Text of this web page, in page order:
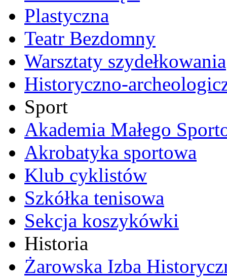
Plastyczna
Teatr Bezdomny
Warsztaty szydełkowania
Historyczno-
Sport
Akademia Małego
Akrobatyka sportowa
Klub cyklistów
Szkółka tenisowa
Sekcja koszykówki
Historia
Żarowska Izba